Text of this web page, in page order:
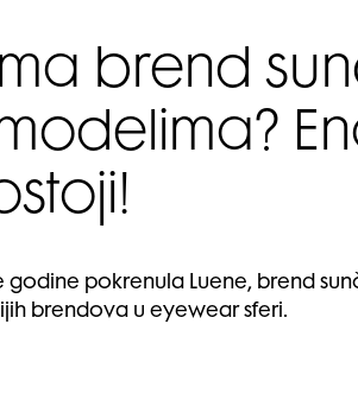
brend
godine pokrenula Luene, brend
brendova u eyewear sferi.